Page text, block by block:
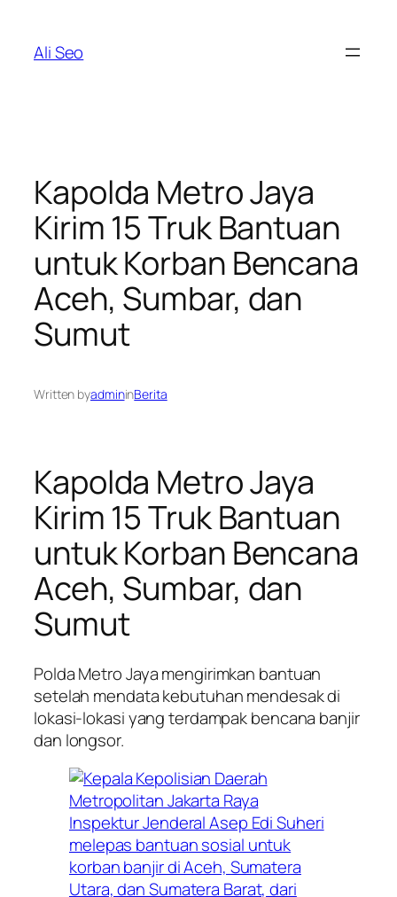
content
Ali Seo
Kapolda Metro Jaya
Kirim 15 Truk Bantuan
untuk Korban Bencana
Aceh, Sumbar, dan
Sumut
Written byadmininBerita
Kapolda Metro Jaya
Kirim 15 Truk Bantuan
untuk Korban Bencana
Aceh, Sumbar, dan
Sumut
Polda Metro Jaya mengirimkan bantuan
setelah mendata kebutuhan mendesak di
lokasi-lokasi yang terdampak bencana banjir
dan longsor.